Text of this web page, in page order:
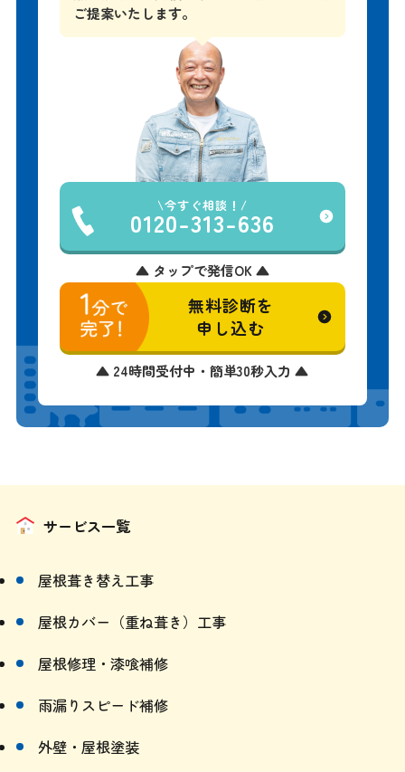
今すぐ相談！
0120-313-636
▲ タップで発信OK ▲
無料診断を
▲ 24時間受付中・簡単30秒入力 ▲
サービス一覧
屋根カバー（重ね葺き）工事
屋根修理・漆喰補修
雨漏りスピード補修
外壁・屋根塗装
雨樋清掃・交換工事